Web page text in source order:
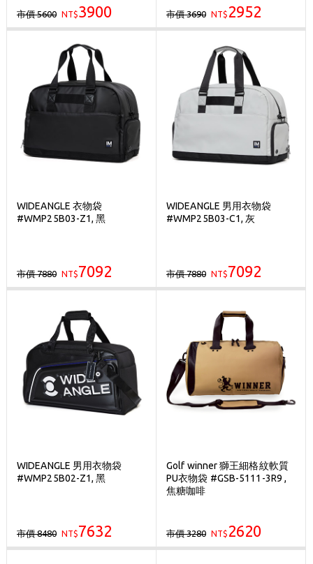
市價 5600 NT$3900 市價 3690 NT$ 2952
WIDEANGLE 衣物袋
#WMP25B03-Z1, 黑
市價 7880 NT$7092
WIDEANGLE 男用衣物袋
#WMP25B03-C1, 灰
市價 7880 NT$7092
WIDEANGLE 男用衣物袋
#WMP25B02-Z1, 黑
市價 8480 NT$7632
Golf winner 獅王細格紋軟質
PU衣物袋 #GSB-5111-3R9 ,
焦糖咖啡
市價 3280 NT$ 2620